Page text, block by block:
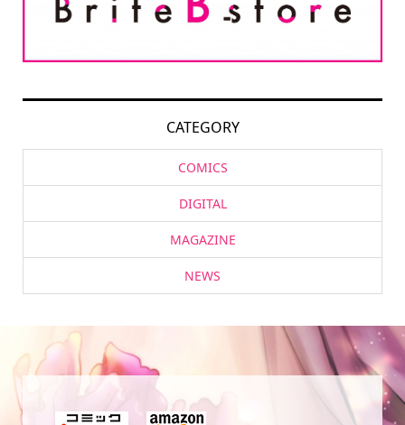
CATEGORY
COMICS
DIGITAL
MAGAZINE
NEWS